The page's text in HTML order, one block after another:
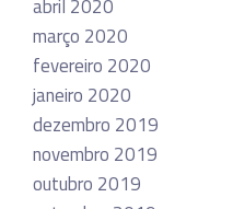
abril 2020
março 2020
fevereiro 2020
janeiro 2020
dezembro 2019
novembro 2019
outubro 2019